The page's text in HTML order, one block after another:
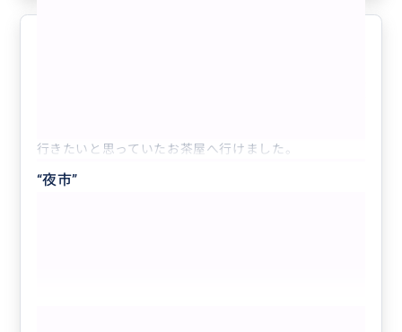
“夜市”
行きたいと思っていたお茶屋へ行けました。